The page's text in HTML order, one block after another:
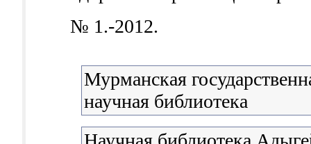
№ 1.-2012.
Мурманская
научная библиотека